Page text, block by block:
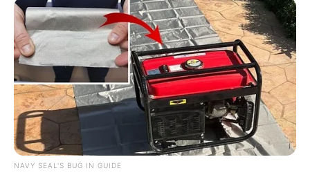
FACEBOOK
DESTAQUES DA SEMANA
Agente de Saúde é indiciada por falsificar
visitas que nunca aconteceram.
NAVY SEAL'S BUG IN GUIDE